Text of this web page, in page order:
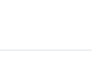
72h power reserve.
Corona: Con logo.
Esfera: Esqueleto.
logo. Con pulsadores.